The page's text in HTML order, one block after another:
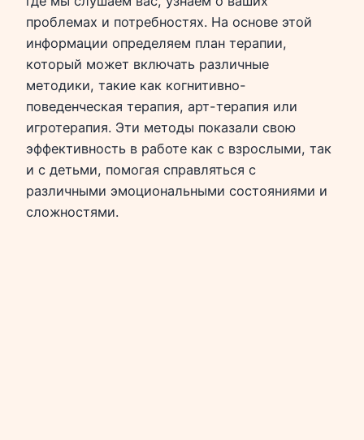
проблемах и потребностях. На основе этой
информации определяем план терапии,
который может включать различные
методики, такие как когнитивно-
поведенческая терапия, арт-терапия или
игротерапия. Эти методы показали свою
эффективность в работе как с взрослыми, так
и с детьми, помогая справляться с
различными эмоциональными состояниями и
сложностями.